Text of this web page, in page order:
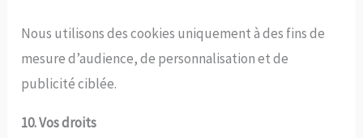
Nous utilisons des cookies uniquement à des fins de
mesure d’audience, de personnalisation et de
publicité ciblée.
10. Vos droits